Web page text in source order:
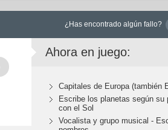
¿Has encontrado algún fallo?
Ahora en juego:
Capitales de Europa (también
Escribe los planetas según su
con el Sol
Vocalista y grupo musical -